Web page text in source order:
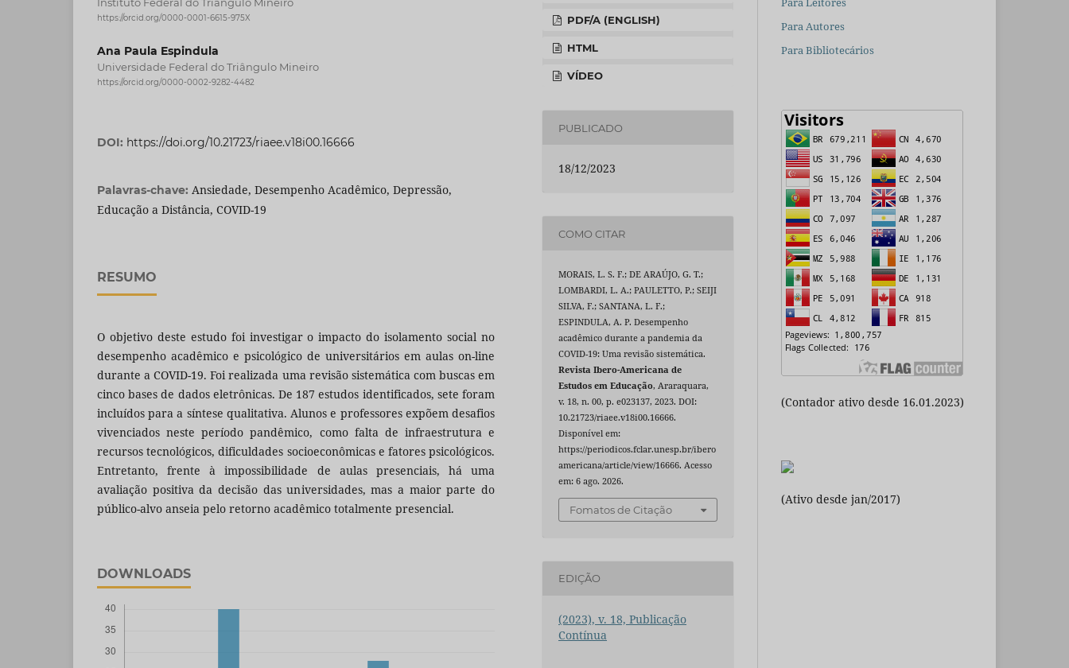
Instituto Federal do Triângulo Mineiro
https://orcid.org/0000-0001-6615-975X
Ana Paula Espindula
Universidade Federal do Triângulo Mineiro
https://orcid.org/0000-0002-9282-4482
DOI: https://doi.org/10.21723/riaee.v18i00.16666
Palavras-chave: Ansiedade, Desempenho Acadêmico, Depressão,
Educação a Distância, COVID-19
RESUMO
O objetivo deste estudo foi investigar o impacto do isolamento social no
desempenho acadêmico e psicológico de universitários em aulas on-line
durante a COVID-19. Foi realizada uma revisão sistemática com buscas em
cinco bases de dados eletrônicas. De 187 estudos identificados, sete foram
incluídos para a síntese qualitativa. Alunos e professores expõem desafios
vivenciados neste período pandêmico, como falta de infraestrutura e
recursos tecnológicos, dificuldades socioeconômicas e fatores psicológicos.
Entretanto, frente à impossibilidade de aulas presenciais, há uma
avaliação positiva da decisão das universidades, mas a maior parte do
público-alvo anseia pelo retorno acadêmico totalmente presencial.
DOWNLOADS
PDF/A (ENGLISH)
HTML
VÍDEO
PUBLICADO
18/12/2023
COMO CITAR
MORAIS, L. S. F.; DE ARAÚJO, G. T.;
LOMBARDI, L. A.; PAULETTO, P.; SEIJI
SILVA, F.; SANTANA, L. F.;
ESPINDULA, A. P. Desempenho
acadêmico durante a pandemia da
COVID-19: Uma revisão sistemática.
Revista Ibero-Americana de
Estudos em Educação, Araraquara,
v. 18, n. 00, p. e023137, 2023. DOI:
10.21723/riaee.v18i00.16666.
Disponível em:
https://periodicos.fclar.unesp.br/ibero
americana/article/view/16666. Acesso
em: 6 ago. 2026.
Fomatos de Citação
EDIÇÃO
(2023), v. 18, Publicação
Contínua
Para Autores
Para Bibliotecários
(Contador ativo desde 16.01.2023)
(Ativo desde jan/2017)